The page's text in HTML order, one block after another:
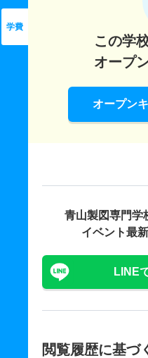
学費
この学
オープ
オープン
青山製図専門学
イベント最
LINE
閲覧履歴に基づ